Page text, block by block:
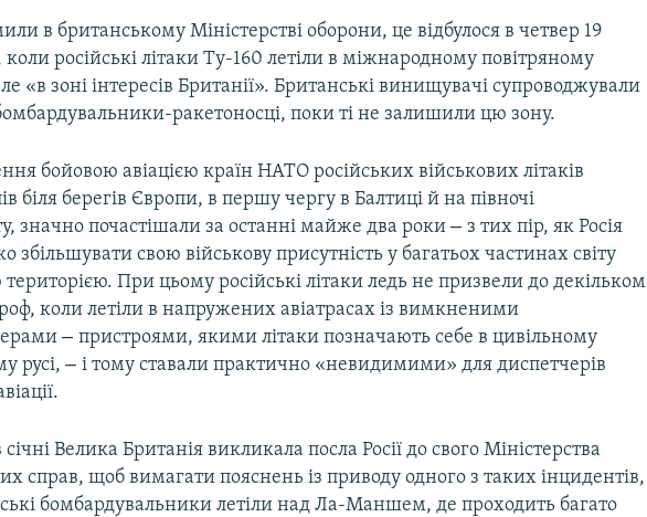
в британському Міністерстві оборони, це відбулося в четвер 19
коли російські літаки Ту-160 летіли в міжнародному повітряному
«в зоні інтересів Британії». Британські винищувачі супроводжували
ракетоносці, поки ті не залишили цю зону.
бойовою авіацією країн НАТО російських військових літаків
біля берегів Європи, в першу чергу в Балтиці й на півночі
значно почастішали за останні майже два роки–з тих пір, як Росія
збільшувати свою військову присутність у багатьох частинах світу
територією. При цьому російські літаки ледь не призвели до декільком
коли летіли в напружених авіатрасах із вимкненими
–пристроями, якими літаки позначають себе в цивільному
русі,–і тому ставали практично «невидимими» для диспетчерів
Велика Британія викликала посла Росії до свого Міністерства
справ, щоб вимагати пояснень із приводу одного з таких інцидентів,
бомбардувальники летіли над Ла-Маншем, де проходить багато